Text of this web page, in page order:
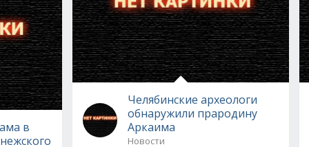
в
Челябинские археологи
обнаружили прародину
Аркаима
Новости